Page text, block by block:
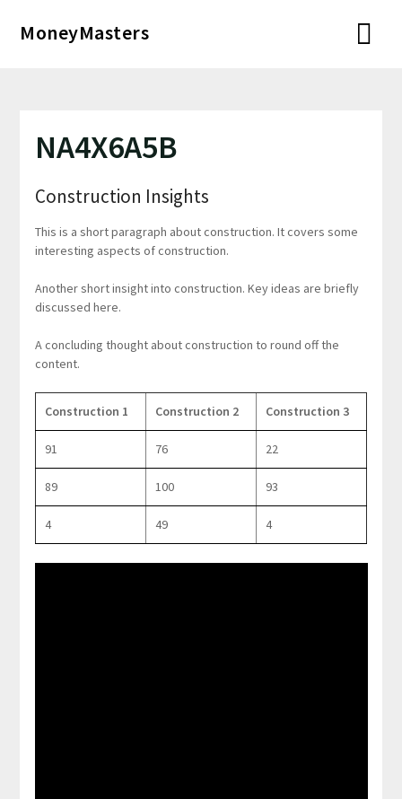
MoneyMasters
NA4X6A5B
Construction Insights
This is a short paragraph about construction. It covers some
interesting aspects of construction.
Another short insight into construction. Key ideas are briefly
discussed here.
A concluding thought about construction to round off the
content.
Construction 1 Construction 2 Construction 3
91 76 22
89 100 93
4 49 4